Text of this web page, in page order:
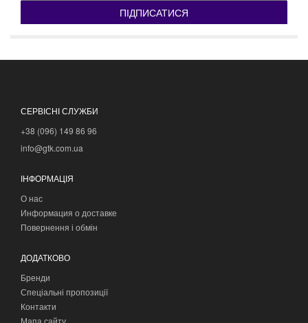
ПІДПИСАТИСЯ
СЕРВІСНІ СЛУЖБИ
+38 (096) 149 86 96
info@gtk.com.ua
ІНФОРМАЦІЯ
О нас
Информация о доставке
Повернення і обмін
ДОДАТКОВО
Бренди
Спеціальні пропозиції
Контакти